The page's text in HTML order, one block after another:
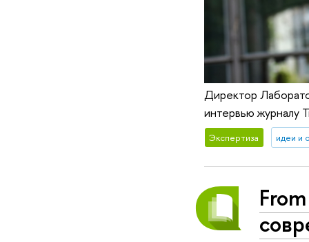
Директор
интервью журналу
Экспертиза идеи и